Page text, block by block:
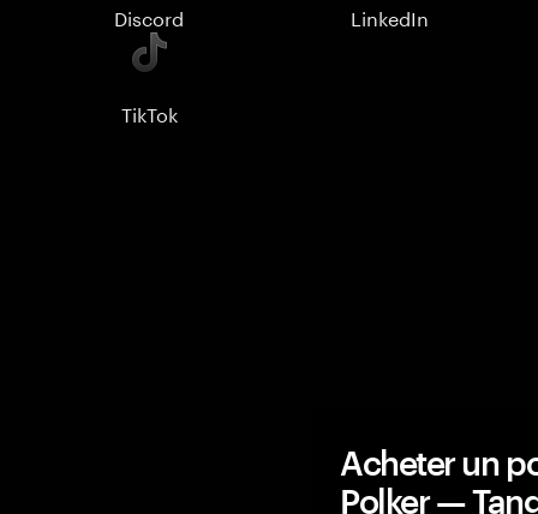
Discord LinkedIn
TikTok
Acheter un
Polker —